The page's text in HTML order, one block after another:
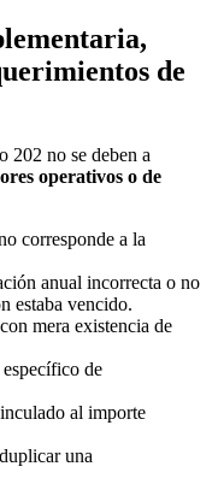
de
202 no se deben a
operativos o de
corresponde a la
anual incorrecta o no
estaba vencido.
mera existencia de
de
al importe
una